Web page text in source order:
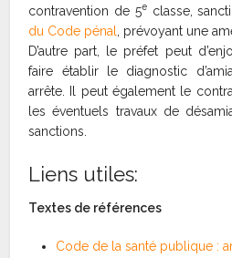
contravention de 5eclasse,
du Code pénal
, prévoyant une
D’autre part, le préfet peut
faire établir le diagnostic
arrête. Il peut également le
les éventuels travaux de
sanctions.
Liens utiles:
Textes de références
Code de la santé publique :